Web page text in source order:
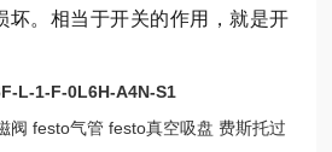
坏。相当于开关的作用，就是开
L-1-F-0L6H-A4N-S1
阀 festo气管 festo真空吸盘 费斯托过